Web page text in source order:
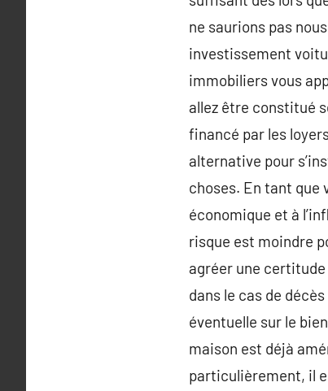
ne saurions pas
investissement
immobiliers vous
allez être constitué
financé par les
alternative pour
choses. En tant que
économique et à
risque est moindre
agréer une
dans le cas de
éventuelle sur le
maison est déjà
particulièrement, il